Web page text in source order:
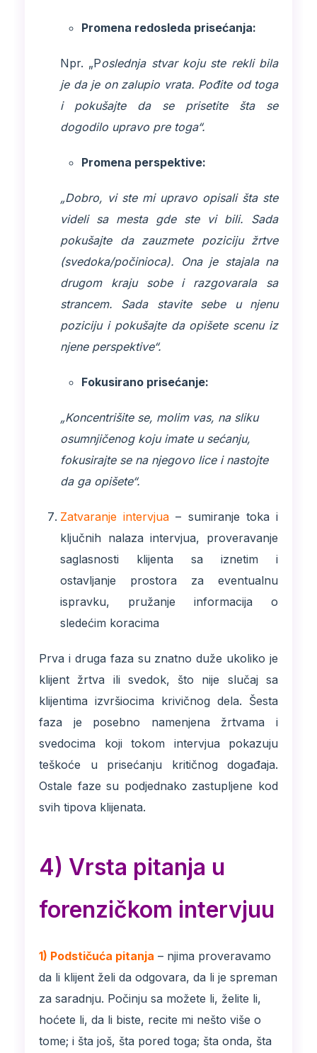
Promena redosleda prisećanja:
Npr. „Poslednja stvar koju ste rekli bila
je da je on zalupio vrata. Pođite od toga
i pokušajte da se prisetite šta se
dogodilo upravo pre toga“.
Promena perspektive:
„Dobro, vi ste mi upravo opisali šta ste
videli sa mesta gde ste vi bili. Sada
pokušajte da zauzmete poziciju žrtve
(svedoka/počinioca). Ona je stajala na
drugom kraju sobe i razgovarala sa
strancem. Sada stavite sebe u njenu
poziciju i pokušajte da opišete scenu iz
njene perspektive“.
Fokusirano prisećanje:
„Koncentrišite se, molim vas, na sliku
osumnjičenog koju imate u sećanju,
fokusirajte se na njegovo lice i nastojte
da ga opišete“.
Zatvaranje intervjua – sumiranje toka i
ključnih nalaza intervjua, proveravanje
saglasnosti klijenta sa iznetim i
ostavljanje prostora za eventualnu
ispravku, pružanje informacija o
sledećim koracima
Prva i druga faza su znatno duže ukoliko je
klijent žrtva ili svedok, što nije slučaj sa
klijentima izvršiocima krivičnog dela. Šesta
faza je posebno namenjena žrtvama i
svedocima koji tokom intervjua pokazuju
teškoće u prisećanju kritičnog događaja.
Ostale faze su podjednako zastupljene kod
svih tipova klijenata.
4) Vrsta pitanja u
forenzičkom intervjuu
1) Podstičuća pitanja – njima proveravamo
da li klijent želi da odgovara, da li je spreman
za saradnju. Počinju sa možete li, želite li,
hoćete li, da li biste, recite mi nešto više o
tome; i šta još, šta pored toga; šta onda, šta